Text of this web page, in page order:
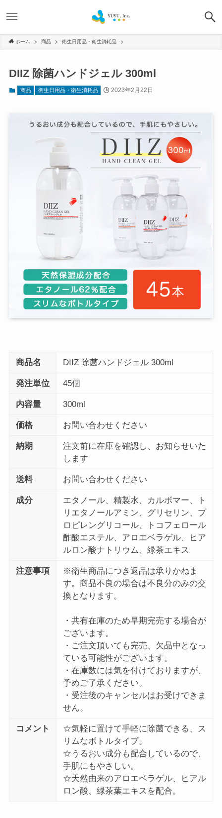
ホーム 商品 衛生日用品・衛生消耗品
DIIZ 除菌ハンドジェル 300ml
商品 衛生日用品・衛生消耗品 2023年2月22日
商品名 DIIZ 除菌ハンドジェル 300ml
発注単位 45個
内容量 300ml
価格 お問い合わせください
納期
注文前に在庫を確認し、お知らせいた
します
送料 お問い合わせください
成分
エタノール、精製水、カルボマー、ト
リエタノールアミン、グリセリン、プ
ロピレングリコール、トコフェロール
酢酸エステル、アロエベラゲル、ヒア
ルロン酸ナトリウム、緑茶エキス
注意事項
※衛生商品につき返品は承りかねま
す。商品不良の場合は不良分のみの交
換となります。
・共有在庫のため早期完売する場合が
ございます。
・ご注文頂いても完売、欠品中となっ
ている可能性がございます。
・在庫数には気を付けておりますが、
予めご了承ください。
・受注後のキャンセルはお受けできま
せん。
コメント
☆気軽に置けて手軽に除菌できる、ス
リムなボトルタイプ。
☆うるおい成分も配合しているので、
手肌にもやさしい。
☆天然由来のアロエベラゲル、ヒアル
ロン酸、緑茶葉エキスを配合。